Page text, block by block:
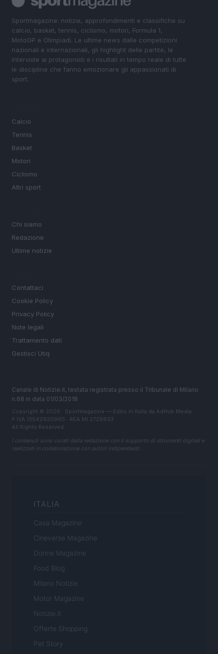
Sportmagazine: notizie, approfondimenti e classifiche su
calcio, basket, tennis, ciclismo, motori, Formula 1,
MotoGP e Olimpiadi. Le ultime news dalle competizioni
nazionali e internazionali, gli highlight delle partite, le
interviste ai protagonisti e i risultati in tempo reale di tutte
le discipline che fanno emozionare gli appassionati di
sport.
Calcio
Tennis
Basket
Motori
Ciclismo
Altri sport
Chi siamo
Redazione
Ultime notizie
Contattaci
Cookie Policy
Privacy Policy
Note legali
Trattamento dati
Gestisci Utiq
Canale di Notizie.it, testata registrata presso il Tribunale di Milano
n.68 in data 01/03/2018
Copyright © 2026 · Sportmagazine — Edito in Italia da AdHub Media
P.IVA 13542920965 · REA MI 2729933
All Rights Reserved
I contenuti sono curati dalla redazione con il supporto di strumenti digitali e
realizzati in collaborazione con autori indipendenti.
ITALIA
Casa Magazine
Cineverse Magazine
Donne Magazine
Food Blog
Milano Notizie
Motor Magazine
Notizie.it
Offerte Shopping
Pet Story